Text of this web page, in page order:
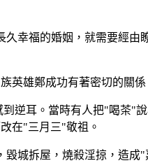
幸福的婚姻，就需要經由
英雄鄭成功有著密切的關係
逆耳。當時有人把"喝茶"
在"三月三"敬祖。
城拆屋，燒殺淫掠，造成